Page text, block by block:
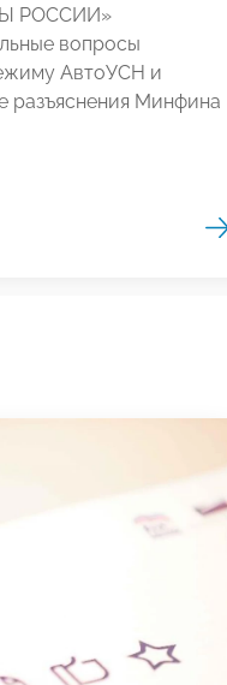
РОССИИ»
вопросы
АвтоУСН и
разъяснения Минфина